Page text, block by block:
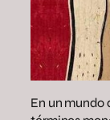
En un mundo